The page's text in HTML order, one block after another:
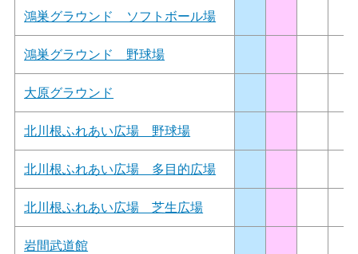
鴻巣グラウンド ソフトボール場
鴻巣グラウンド 野球場
大原グラウンド
北川根ふれあい広場 野球場
北川根ふれあい広場 多目的広場
北川根ふれあい広場 芝生広場
岩間武道館